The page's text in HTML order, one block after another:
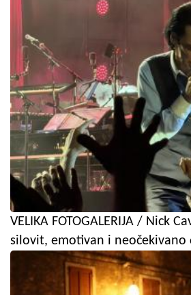
VELIKA FOTOGALERIJA / Nick
silovit, emotivan i